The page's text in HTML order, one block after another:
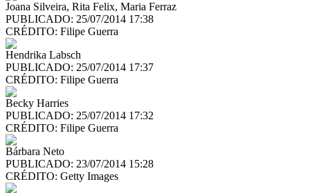
Joana Silveira, Rita Felix, Maria Ferraz
PUBLICADO: 25/07/2014 17:38
CRÉDITO: Filipe Guerra
Hendrika Labsch
PUBLICADO: 25/07/2014 17:37
CRÉDITO: Filipe Guerra
Becky Harries
PUBLICADO: 25/07/2014 17:32
CRÉDITO: Filipe Guerra
Bárbara Neto
PUBLICADO: 23/07/2014 15:28
CRÉDITO: Getty Images